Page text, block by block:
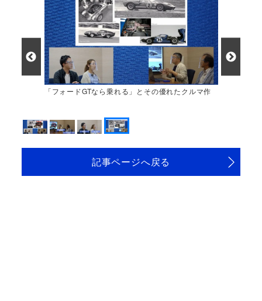
「フォードGTなら乗れる」とその優れたクルマ作
記事ページへ戻る